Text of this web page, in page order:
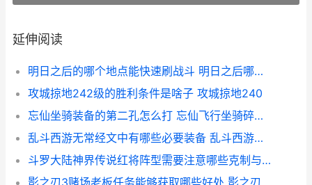
延伸阅读
明日之后的哪个地点能快速刷战斗 明日之后哪个职业最赚钱
攻城掠地242级的胜利条件是啥子 攻城掠地240
忘仙坐骑装备的第二孔怎么打 忘仙飞行坐骑碎片怎么获得
乱斗西游无常经文中有哪些必要装备 乱斗西游无等经文
斗罗大陆神界传说红将阵型需要注意哪些克制与被克制 斗罗大陆神界传说动态漫画免费观看完整版